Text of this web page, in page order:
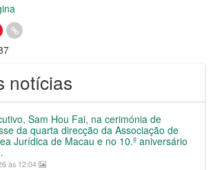
notícias
Sam Hou Fai, na cerimónia de
da quarta direcção da Associação de
Jurídica de Macau e no 10.º aniversário
às 12:04